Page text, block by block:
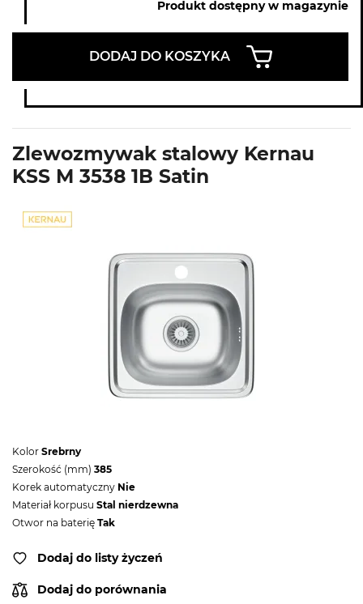
Produkt dostępny w magazynie
DODAJ DO KOSZYKA
Zlewozmywak stalowy Kernau
KSS M 3538 1B Satin
Kolor Srebrny
Szerokość (mm) 385
Korek automatyczny Nie
Materiał korpusu Stal nierdzewna
Otwor na baterię Tak
Dodaj do listy życzeń
Dodaj do porównania